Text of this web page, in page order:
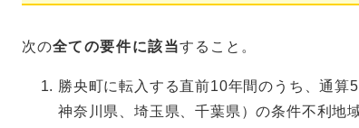
次の全ての要件に該当すること。
勝央町に転入する直前10年間のうち、通算
神奈川県、埼玉県、千葉県）の条件不利地